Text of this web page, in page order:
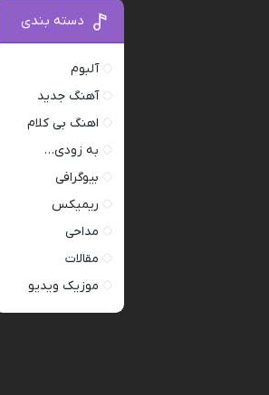
دسته بندی
آلبوم
آهنگ جدید
اهنگ بی کلام
به زودی…
بیوگرافی
ریمیکس
مداحی
مقالات
موزیک ویدیو